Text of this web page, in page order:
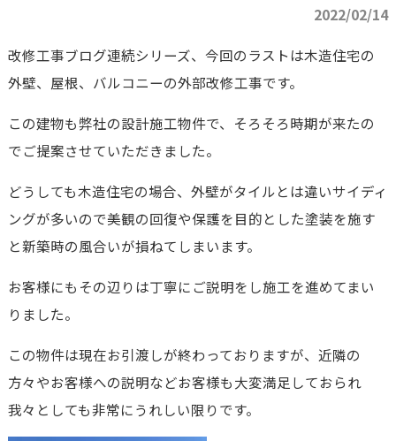
2022/02/14
改修工事ブログ連続シリーズ、今回のラストは木造住宅の
外壁、屋根、バルコニーの外部改修工事です。
この建物も弊社の設計施工物件で、そろそろ時期が来たの
でご提案させていただきました。
どうしても木造住宅の場合、外壁がタイルとは違いサイディ
ングが多いので美観の回復や保護を目的とした塗装を施す
と新築時の風合いが損ねてしまいます。
お客様にもその辺りは丁寧にご説明をし施工を進めてまい
りました。
この物件は現在お引渡しが終わっておりますが、近隣の
方々やお客様への説明などお客様も大変満足しておられ
我々としても非常にうれしい限りです。